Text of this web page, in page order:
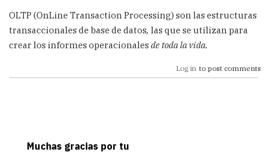
OLTP (OnLine Transaction Processing) son las estructuras
transaccionales de base de datos, las que se utilizan para
crear los informes operacionales de toda la vida.
Log in to post comments
Muchas gracias por tu